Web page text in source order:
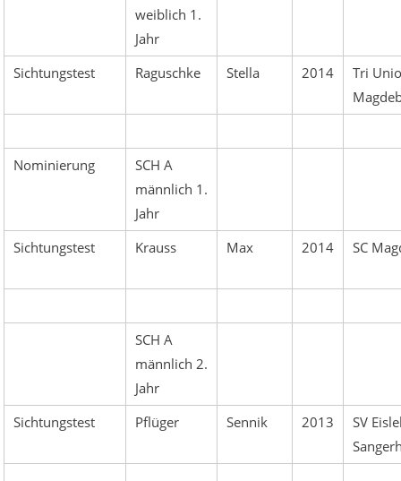
weiblich 1.
Jahr
Sichtungstest
Raguschke Stella 2014
Tri
Nominierung
SCH A
männlich 1.
Jahr
Sichtungstest
Krauss Max 2014 SC
SCH A
männlich 2.
Jahr
Sichtungstest
Pflüger Sennik 2013
SV